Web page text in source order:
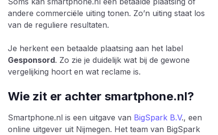
andere commerciële uiting tonen. Zo’n uiting staat los
van de reguliere resultaten.
Je herkent een betaalde plaatsing aan het label
Gesponsord. Zo zie je duidelijk wat bij de gewone
vergelijking hoort en wat reclame is.
Wie zit er achter smartphone.nl?
Smartphone.nl is een uitgave van BigSpark B.V., een
online uitgever uit Nijmegen. Het team van BigSpark